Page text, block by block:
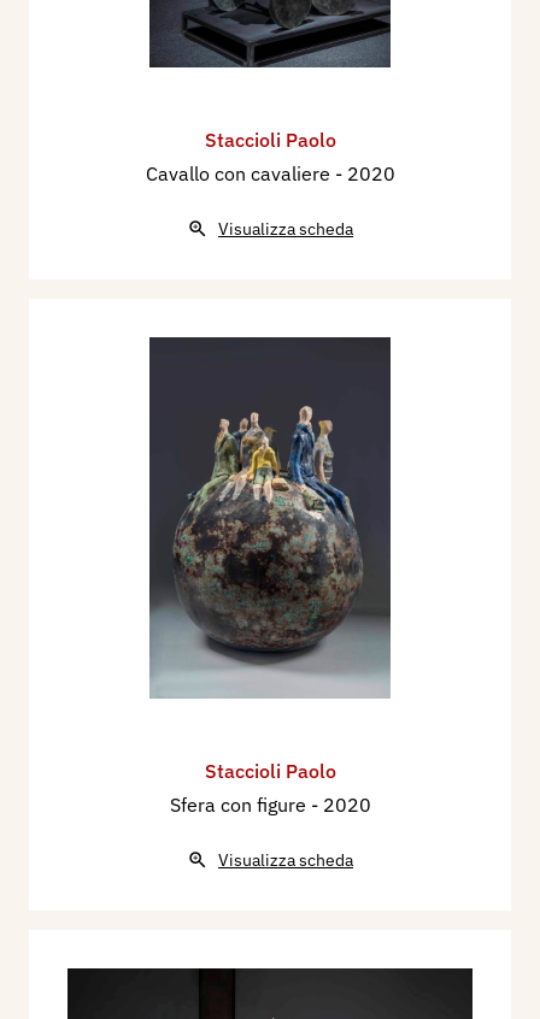
Staccioli Paolo
Cavallo con cavaliere - 2020
Visualizza scheda
Staccioli Paolo
Sfera con figure - 2020
Visualizza scheda